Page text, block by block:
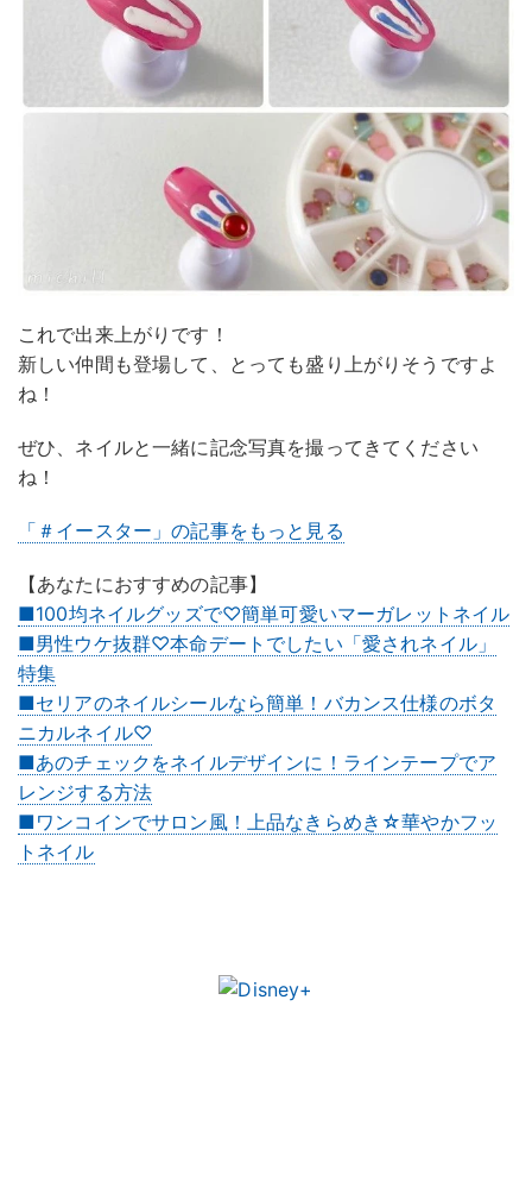
これで出来上がりです！
新しい仲間も登場して、とっても盛り上がりそうですよ
ね！
ぜひ、ネイルと一緒に記念写真を撮ってきてください
ね！
「＃イースター」の記事をもっと見る
【あなたにおすすめの記事】
■100均ネイルグッズで♡簡単可愛いマーガレットネイル
■男性ウケ抜群♡本命デートでしたい「愛されネイル」
特集
■セリアのネイルシールなら簡単！バカンス仕様のボタ
ニカルネイル♡
■あのチェックをネイルデザインに！ラインテープでア
レンジする方法
■ワンコインでサロン風！上品なきらめき☆華やかフッ
トネイル